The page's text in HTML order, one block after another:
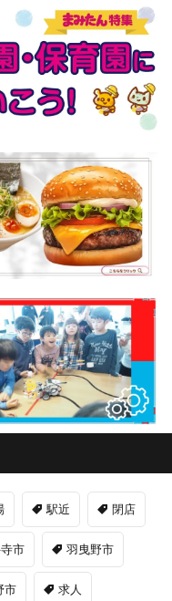
駅近 閉店
市 羽曳野市
市 求人